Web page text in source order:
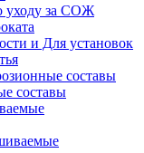
уходу за СОЖ
и Для установок
составы
составы